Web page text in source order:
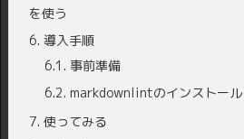
を使う
6. 導入手順
6.1. 事前準備
6.2. markdownlintのインストール
7. 使ってみる